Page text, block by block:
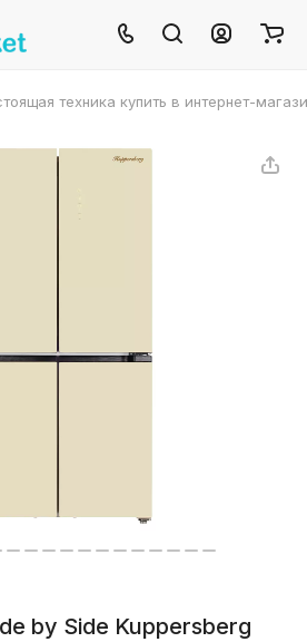
техника купить в интернет-
by Side Kuppersberg